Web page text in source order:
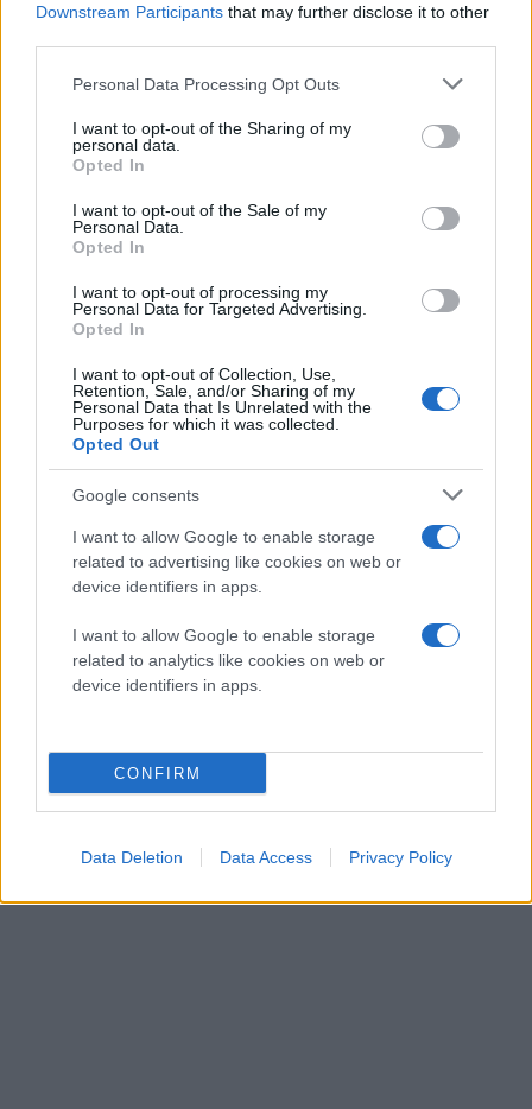
Downstream Participants that may further disclose it to other
Please note that this website/app uses one or more Google
not limited to your visit or usage behaviour. You may click to
grant or deny consent to Google and its third-party tags to
use your data for below specified purposes in below Google
consent section.
Personal Data Processing Opt Outs
I want to opt-out of the Sharing of my
personal data.
Opted In
I want to opt-out of the Sale of my
Personal Data.
Opted In
I want to opt-out of processing my
Personal Data for Targeted Advertising.
Opted In
I want to opt-out of Collection, Use,
Retention, Sale, and/or Sharing of my
Personal Data that Is Unrelated with the
Purposes for which it was collected.
Opted Out
Google consents
I want to allow Google to enable storage
related to advertising like cookies on web or
device identifiers in apps.
I want to allow Google to enable storage
related to analytics like cookies on web or
device identifiers in apps.
CONFIRM
Data Deletion Data Access Privacy Policy
αντίστοιχο χειριστήριο και να γεμίζετε το σαλόνι σας
με ....μαραφέτια.
Kickstarter
οποίο οι δημιουργοί του φιλοδοξούν να μαζέψουν
$59.000 μέχρι τις 31 Δεκεμβρίου για να ξεκινήσουν
The Bridge Universal Controller by TechGear